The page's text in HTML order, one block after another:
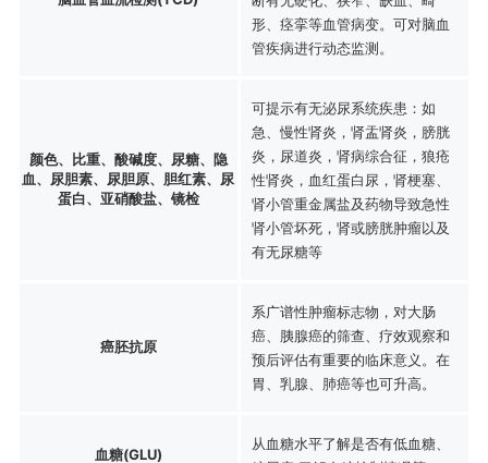
形、痉挛等血管病变。可对脑血
管疾病进行动态监测。
颜色、比重、酸碱度、尿糖、隐
血、尿胆素、尿胆原、胆红素、尿
蛋白、亚硝酸盐、镜检
可提示有无泌尿系统疾患：如
急、慢性肾炎，肾盂肾炎，膀胱
炎，尿道炎，肾病综合征，狼疮
性肾炎，血红蛋白尿，肾梗塞、
肾小管重金属盐及药物导致急性
肾小管坏死，肾或膀胱肿瘤以及
有无尿糖等
癌胚抗原
系广谱性肿瘤标志物，对大肠
癌、胰腺癌的筛查、疗效观察和
预后评估有重要的临床意义。在
胃、乳腺、肺癌等也可升高。
血糖(GLU)
从血糖水平了解是否有低血糖、